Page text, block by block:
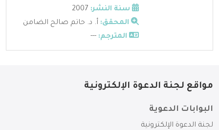
سنة النشر:
المحقق: أ. د. حاتم صالح الضامن
المترجم: ---
مواقع لجنة الدعوة الإلكترونية
البوابات الدعوية
لجنة الدعوة الإلكترونية